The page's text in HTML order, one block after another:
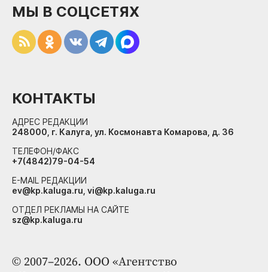
© 2007–2026. ООО «Агентство
МЫ В СОЦСЕТЯХ
КОНТАКТЫ
АДРЕС РЕДАКЦИИ
248000, г. Калуга, ул. Космонавта Комарова, д. 36
ТЕЛЕФОН/ФАКС
+7(4842)79-04-54
E-MAIL РЕДАКЦИИ
ev@kp.kaluga.ru, vi@kp.kaluga.ru
ОТДЕЛ РЕКЛАМЫ НА САЙТЕ
sz@kp.kaluga.ru